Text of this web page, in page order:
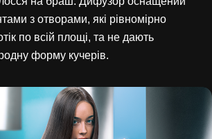
з отворами, які рівномірно
по всій площі, та не дають
форму кучерів.